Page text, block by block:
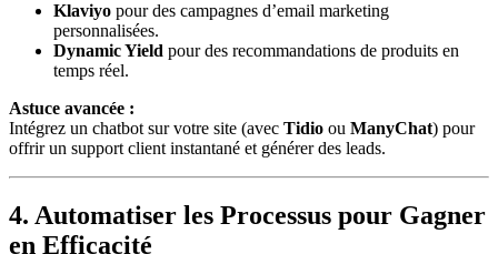
Klaviyo pour des campagnes d’email marketing
personnalisées.
Dynamic Yield pour des recommandations de produits en
temps réel.
Astuce avancée :
Intégrez un chatbot sur votre site (avec Tidio ou ManyChat) pour
offrir un support client instantané et générer des leads.
4. Automatiser les Processus pour Gagner
en Efficacité